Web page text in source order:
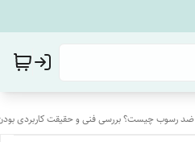
ضد رسوب چیست؟ بررسی فنی و حقیقت کاربردی